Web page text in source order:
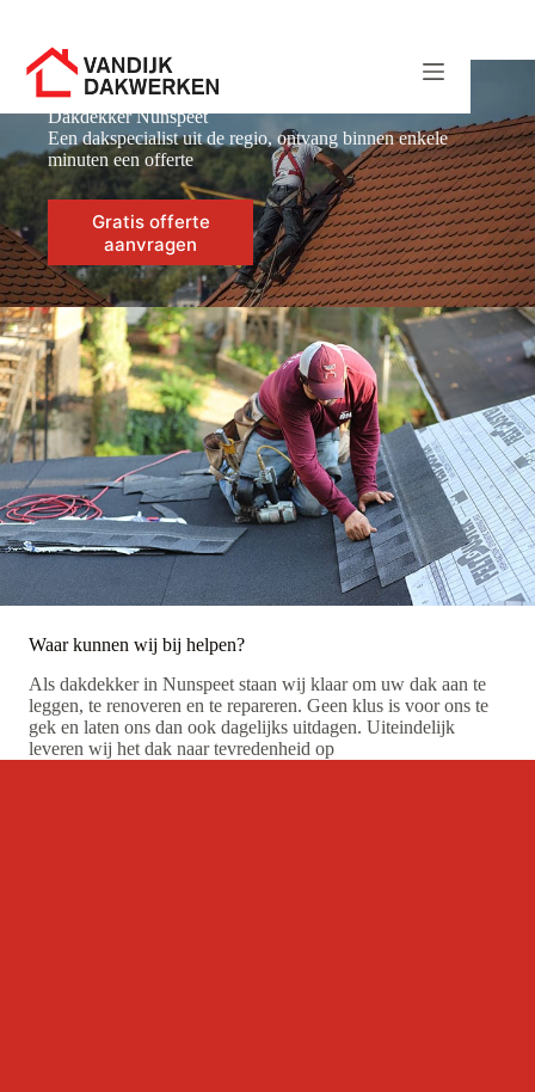
inhoud
Dakdekker Nunspeet
Een dakspecialist uit de regio, ontvang binnen enkele
minuten een offerte
Gratis offerte
aanvragen
Waar kunnen wij bij helpen?
Als dakdekker in Nunspeet staan wij klaar om uw dak aan te
leggen, te renoveren en te repareren. Geen klus is voor ons te
gek en laten ons dan ook dagelijks uitdagen. Uiteindelijk
leveren wij het dak naar tevredenheid op